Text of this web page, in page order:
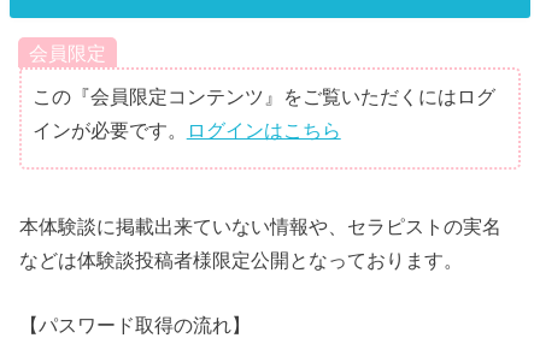
会員限定
この『会員限定コンテンツ』をご覧いただくにはログ
インが必要です。
ログインはこちら
本体験談に掲載出来ていない情報や、セラピストの実名
などは体験談投稿者様限定公開となっております。
【パスワード取得の流れ】